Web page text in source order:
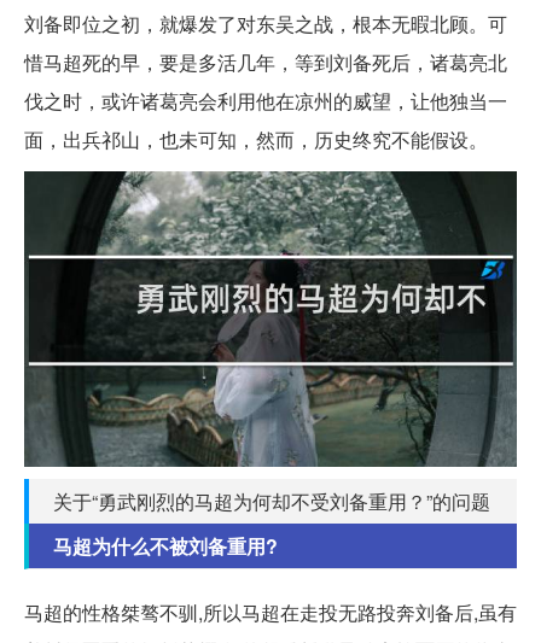
刘备即位之初，就爆发了对东吴之战，根本无暇北顾。可
惜马超死的早，要是多活几年，等到刘备死后，诸葛亮北
伐之时，或许诸葛亮会利用他在凉州的威望，让他独当一
面，出兵祁山，也未可知，然而，历史终究不能假设。
关于“勇武刚烈的马超为何却不受刘备重用？”的问题
马超为什么不被刘备重用?
马超的性格桀骜不驯,所以马超在走投无路投奔刘备后,虽有